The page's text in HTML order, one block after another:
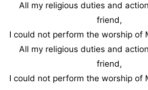
All my religious duties and
friend,
I could not perform the worship of
All my religious duties and
friend,
I could not perform the worship of